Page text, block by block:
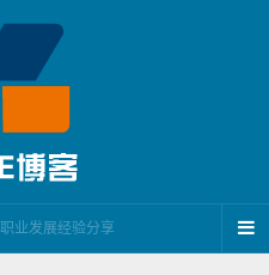
业发展经验分享